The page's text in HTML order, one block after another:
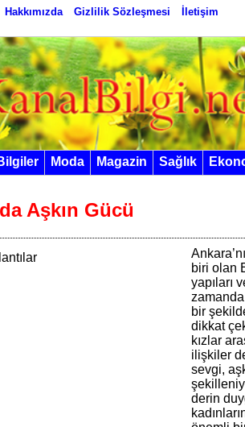
Hakkımızda Gizlilik Sözleşmesi İletişim
Moda Magazin Sağlık
Aşkın Gücü
biri olan
yapıları
bir
dikkat
kızlar
ilişkiler
sevgi,
derin